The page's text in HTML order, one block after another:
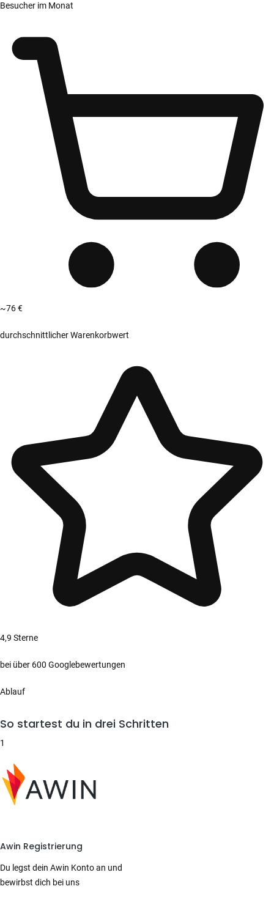
Besucher im Monat
~76 €
durchschnittlicher Warenkorbwert
4,9 Sterne
bei über 600 Googlebewertungen
Ablauf
So startest du in drei Schritten
1
Awin Registrierung
Du legst dein Awin Konto an und
bewirbst dich bei uns